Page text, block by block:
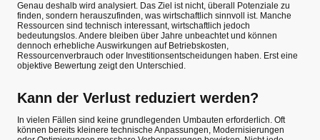
Genau deshalb wird analysiert. Das Ziel ist nicht, überall Potenziale zu
finden, sondern herauszufinden, was wirtschaftlich sinnvoll ist. Manche
Ressourcen sind technisch interessant, wirtschaftlich jedoch
bedeutungslos. Andere bleiben über Jahre unbeachtet und können
dennoch erhebliche Auswirkungen auf Betriebskosten,
Ressourcenverbrauch oder Investitionsentscheidungen haben. Erst eine
objektive Bewertung zeigt den Unterschied.
Kann der Verlust reduziert werden?
In vielen Fällen sind keine grundlegenden Umbauten erforderlich. Oft
können bereits kleinere technische Anpassungen, Modernisierungen